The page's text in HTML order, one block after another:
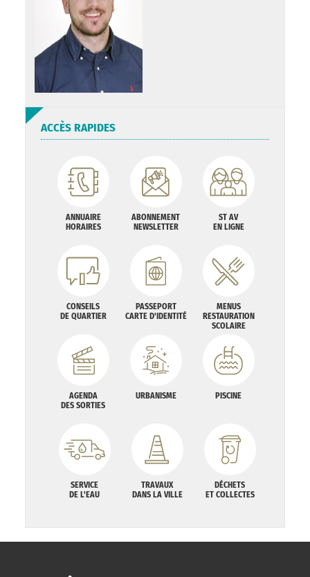
ACCÈS RAPIDES
ANNUAIRE
HORAIRES
ABONNEMENT
NEWSLETTER
ST AV
EN LIGNE
CONSEILS
DE QUARTIER
PASSEPORT
CARTE D'IDENTITÉ
MENUS
RESTAURATION
SCOLAIRE
AGENDA
DES SORTIES
URBANISME PISCINE
SERVICE
DE L'EAU
TRAVAUX
DANS LA VILLE
DÉCHETS
ET COLLECTES